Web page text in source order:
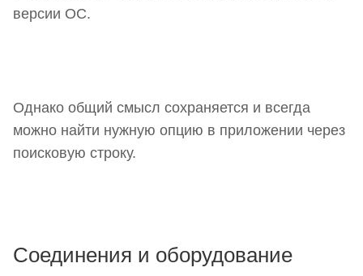
версии ОС.
Однако общий смысл сохраняется и всегда
можно найти нужную опцию в приложении через
поисковую строку.
Соединения и оборудование